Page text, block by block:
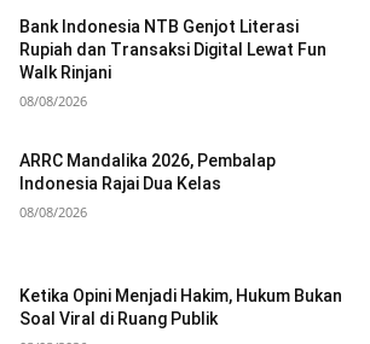
Bank Indonesia NTB Genjot Literasi
Rupiah dan Transaksi Digital Lewat Fun
Walk Rinjani
08/08/2026
ARRC Mandalika 2026, Pembalap
Indonesia Rajai Dua Kelas
08/08/2026
Ketika Opini Menjadi Hakim, Hukum Bukan
Soal Viral di Ruang Publik